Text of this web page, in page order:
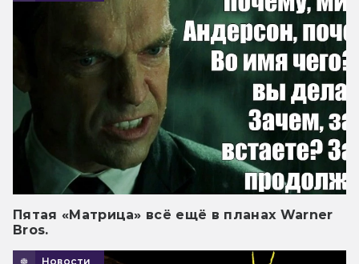
Пятая «Матрица» всё ещё в планах Warner
Bros.
Новости